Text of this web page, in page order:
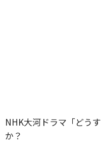
NHK大河ドラマ「どう
か？